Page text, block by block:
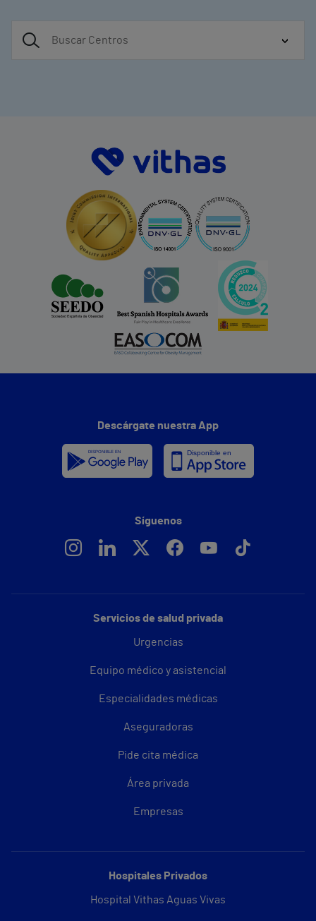
Servicios de salud privada
Urgencias
Equipo médico y asistencial
Especialidades médicas
Aseguradoras
Pide cita médica
Área privada
Empresas
Hospitales Privados
Hospital Vithas Aguas Vivas
Descárgate nuestra App
Síguenos